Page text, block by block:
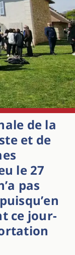
de la
et de
le 27
pas
ce jour-